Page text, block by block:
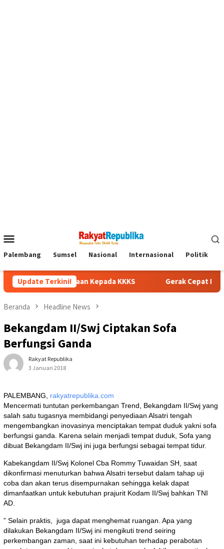
Mobile
Palembang Sumsel Nasional Internasional Politik
Update Terkini!
Kepada KKKS Gerak Cepat Polsek Muara
Beranda Headline News
Bekangdam II/Swj Ciptakan Sofa
Berfungsi Ganda
Rakyat Republika
3 Januari 2018
PALEMBANG, rakyatrepublika.com
Mencermati tuntutan perkembangan Trend, Bekangdam II/Swj yang
salah satu tugasnya membidangi penyediaan Alsatri tengah
mengembangkan inovasinya menciptakan tempat duduk yakni sofa
berfungsi ganda. Karena selain menjadi tempat duduk, Sofa yang
dibuat Bekangdam II/Swj ini juga berfungsi sebagai tempat tidur.
Kabekangdam II/Swj Kolonel Cba Rommy Tuwaidan SH, saat
dikonfirmasi menuturkan bahwa Alsatri tersebut dalam tahap uji
coba dan akan terus disempurnakan sehingga kelak dapat
dimanfaatkan untuk kebutuhan prajurit Kodam II/Swj bahkan TNI
AD.
” Selain praktis, juga dapat menghemat ruangan. Apa yang
dilakukan Bekangdam II/Swj ini mengikuti trend seiring
perkembangan zaman, saat ini kebutuhan terhadap perabotan